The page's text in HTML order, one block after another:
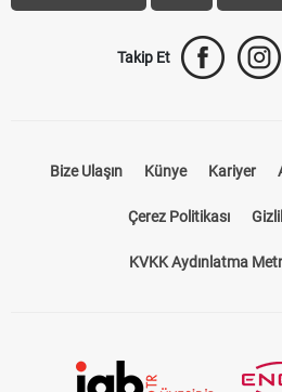
Takip Et
Bize Ulaşın Künye Kariyer
Çerez Politikası
KVKK Aydınlatma